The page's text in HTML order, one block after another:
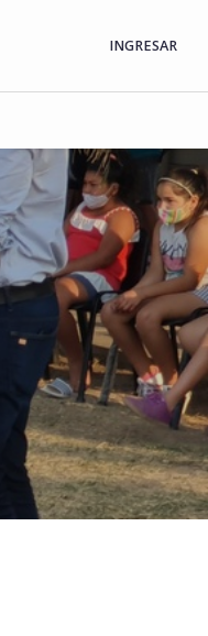
INGRESAR